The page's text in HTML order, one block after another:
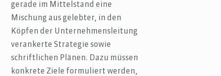
gerade im Mittelstand eine
Mischung aus gelebter, in den
Köpfen der Unternehmensleitung
verankerte Strategie sowie
schriftlichen Plänen. Dazu müssen
konkrete Ziele formuliert werden,